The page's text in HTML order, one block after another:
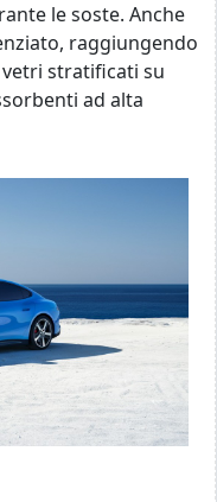
le soste. Anche
raggiungendo
stratificati su
ad alta